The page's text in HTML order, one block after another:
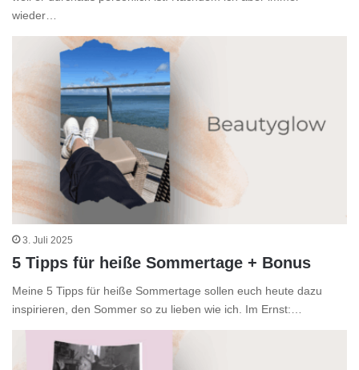
wieder…
3. Juli 2025
5 Tipps für heiße Sommertage + Bonus
Meine 5 Tipps für heiße Sommertage sollen euch heute dazu
inspirieren, den Sommer so zu lieben wie ich. Im Ernst:…